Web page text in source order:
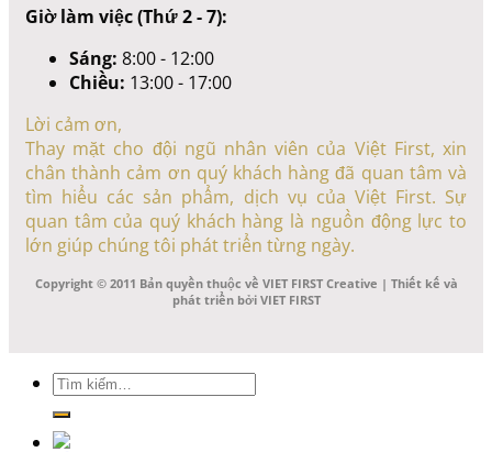
Giờ làm việc (Thứ 2 - 7):
Sáng: 8:00 - 12:00
Chiều: 13:00 - 17:00
Lời cảm ơn,
Thay mặt cho đội ngũ nhân viên của Việt First, xin
chân thành cảm ơn quý khách hàng đã quan tâm và
tìm hiểu các sản phẩm, dịch vụ của Việt First. Sự
quan tâm của quý khách hàng là nguồn động lực to
lớn giúp chúng tôi phát triển từng ngày.
Copyright © 2011 Bản quyền thuộc về VIET FIRST Creative | Thiết kế và
phát triển bởi VIET FIRST
Tìm
kiếm: